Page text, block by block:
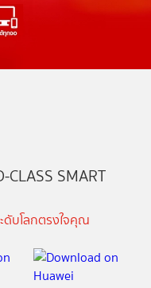
CLASS SMART
ดับโลกตรงใจคุณ